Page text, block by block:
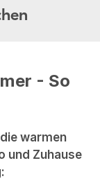
- So
warmen
und Zuhause